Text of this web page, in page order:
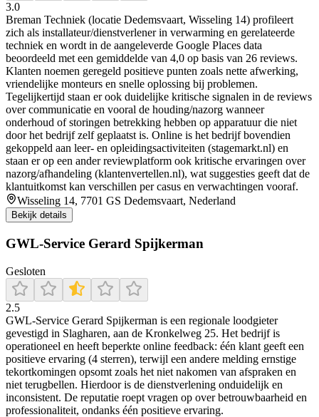
3.0
Breman Techniek (locatie Dedemsvaart, Wisseling 14) profileert
zich als installateur/dienstverlener in verwarming en gerelateerde
techniek en wordt in de aangeleverde Google Places data
beoordeeld met een gemiddelde van 4,0 op basis van 26 reviews.
Klanten noemen geregeld positieve punten zoals nette afwerking,
vriendelijke monteurs en snelle oplossing bij problemen.
Tegelijkertijd staan er ook duidelijke kritische signalen in de reviews
over communicatie en vooral de houding/nazorg wanneer
onderhoud of storingen betrekking hebben op apparatuur die niet
door het bedrijf zelf geplaatst is. Online is het bedrijf bovendien
gekoppeld aan leer- en opleidingsactiviteiten (stagemarkt.nl) en
staan er op een ander reviewplatform ook kritische ervaringen over
nazorg/afhandeling (klantenvertellen.nl), wat suggesties geeft dat de
klantuitkomst kan verschillen per casus en verwachtingen vooraf.
Wisseling 14, 7701 GS Dedemsvaart, Nederland
Bekijk details
GWL-Service Gerard Spijkerman
Gesloten
2.5
GWL-Service Gerard Spijkerman is een regionale loodgieter
gevestigd in Slagharen, aan de Kronkelweg 25. Het bedrijf is
operationeel en heeft beperkte online feedback: één klant geeft een
positieve ervaring (4 sterren), terwijl een andere melding ernstige
tekortkomingen opsomt zoals het niet nakomen van afspraken en
niet terugbellen. Hierdoor is de dienstverlening onduidelijk en
inconsistent. De reputatie roept vragen op over betrouwbaarheid en
professionaliteit, ondanks één positieve ervaring.